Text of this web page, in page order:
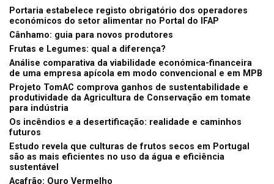
Portaria estabelece registo obrigatório dos operadores
económicos do setor alimentar no Portal do IFAP
Cânhamo: guia para novos produtores
Frutas e Legumes: qual a diferença?
Análise comparativa da viabilidade económica-financeira
de uma empresa apícola em modo convencional e em MPB
Projeto TomAC comprova ganhos de sustentabilidade e
produtividade da Agricultura de Conservação em tomate
para indústria
Os incêndios e a desertificação: realidade e caminhos
futuros
Estudo revela que culturas de frutos secos em Portugal
são as mais eficientes no uso da água e eficiência
sustentável
Açafrão: Ouro Vermelho